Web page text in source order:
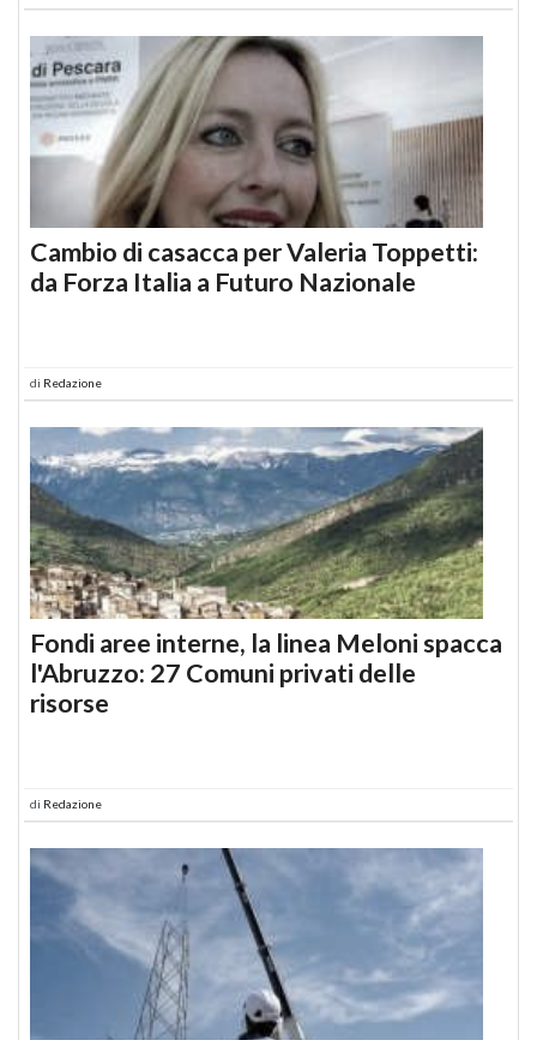
Cambio di casacca per Valeria Toppetti:
da Forza Italia a Futuro Nazionale
di Redazione
Fondi aree interne, la linea Meloni spacca
l'Abruzzo: 27 Comuni privati delle
risorse
di Redazione